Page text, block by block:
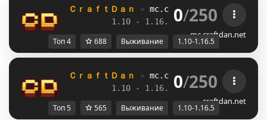
ＣｒａｆｔＤａｎ » mc.craftdan.net //
1.10 - 1.16.5 //
0/250
mc.craftdan.net
Топ 4 688 Выживание 1.10-1.16.5
ＣｒａｆｔＤａｎ » mc.craftdan.net //
1.10 - 1.16.5 //
0/250
craftdan.net
Топ 5 565 Выживание 1.10-1.16.5